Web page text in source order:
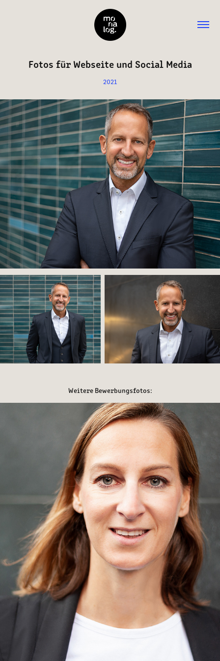
Fotos für Webseite und Social Media
2021
Weitere Bewerbungsfotos:
Fotos selbständige HR Beraterin